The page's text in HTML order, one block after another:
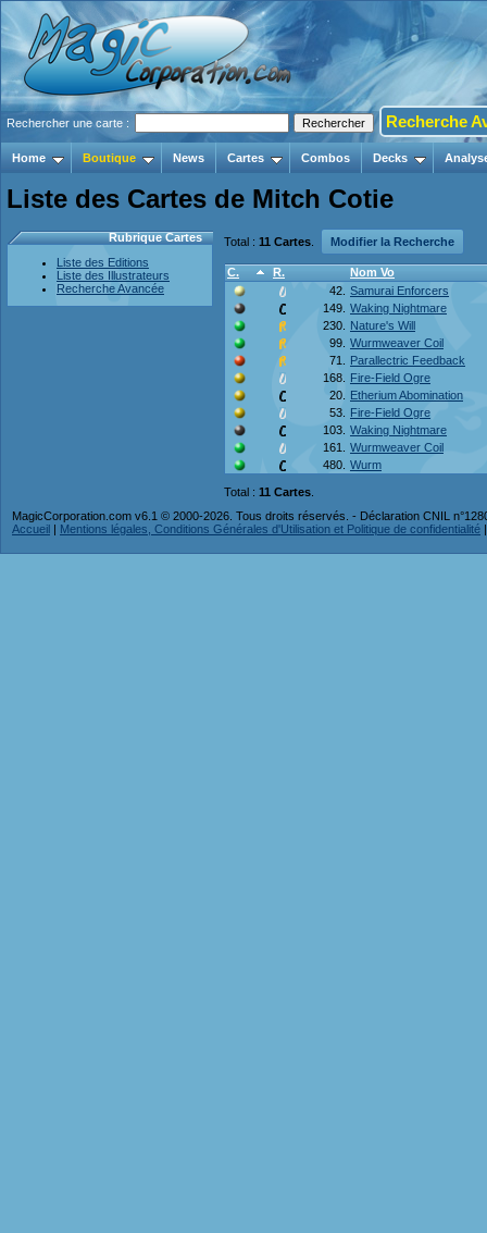
Rechercher une carte : Recherche
Home Boutique News Cartes Combos Decks
Liste des Cartes de Mitch Cotie
Rubrique Cartes
Liste des Editions
Liste des Illustrateurs
Recherche Avancée
Total : 11 Cartes Modifier la Recherche
C. R.
Nom Vo
42. Samurai Enforcers
149. Waking Nightmare
230.
Nature's Will
99. Wurmweaver Coil
71.
Parallectric Feedback
168.
Fire-Field Ogre
20.
Etherium Abomination
53.
Fire-Field Ogre
103. Waking Nightmare
161.
Wurmweaver Coil
480. Wurm
Total : 11 Cartes
MagicCorporation.com v6.1 © 2000-2026. Tous droits réservés. - Déclaration CNIL
Accueil | Mentions légales, Conditions Générales d'Utilisation et Politique de confidentialité